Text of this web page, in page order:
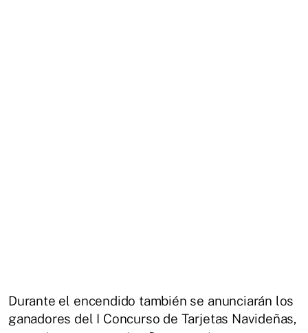
Durante el encendido también se anunciarán los
ganadores del I Concurso de Tarjetas Navideñas,